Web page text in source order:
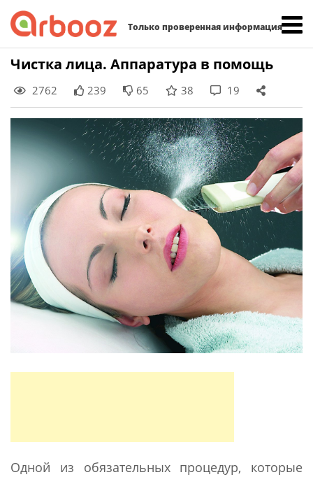
Только проверенная информация
Skip
content
Чистка лица. Аппаратура в помощь
2762 239 65 38 19
Одной из обязательных процедур, которые
Найти: